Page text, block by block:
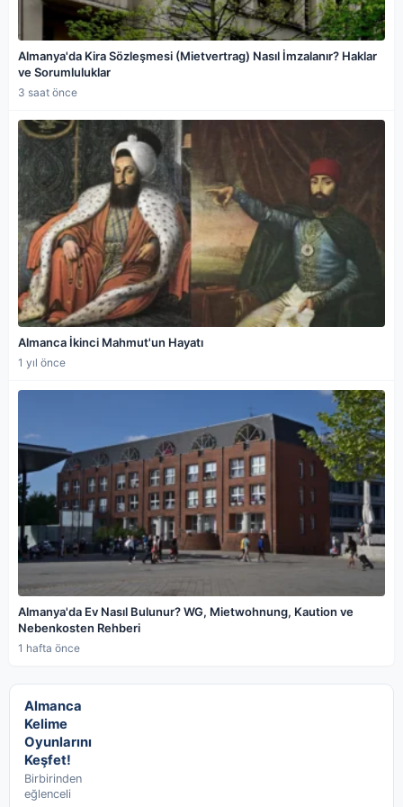
Almanya'da Kira Sözleşmesi (Mietvertrag) Nasıl İmzalanır? Haklar
ve Sorumluluklar
3 saat önce
Almanca İkinci Mahmut'un Hayatı
1 yıl önce
Almanya'da Ev Nasıl Bulunur? WG, Mietwohnung, Kaution ve
Nebenkosten Rehberi
1 hafta önce
Almanca
Kelime
Oyunlarını
Keşfet!
Birbirinden
eğlenceli